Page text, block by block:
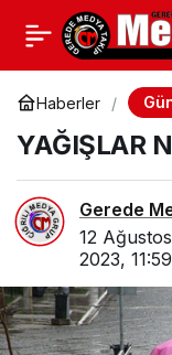
Haberler
YAĞIŞLAR
Gerede
12
2023, 11:59
ASBAŞKAN
İNCELEMELERDE
BULUNDU